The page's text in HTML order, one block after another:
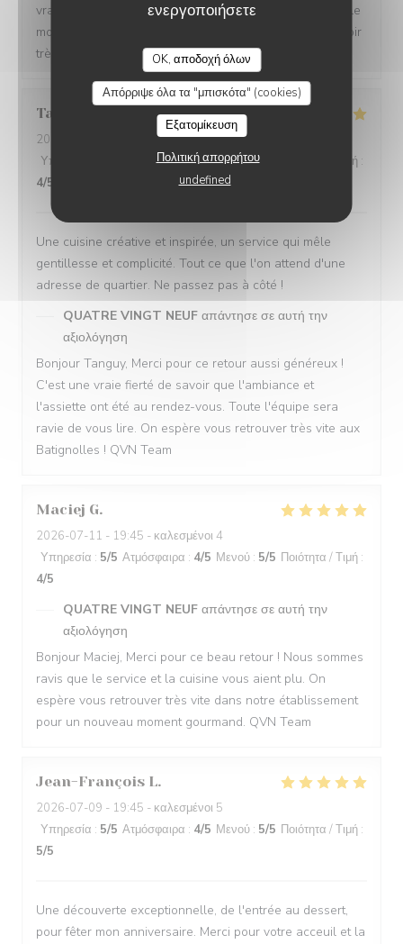
ενεργοποιήσετε
OK, αποδοχή όλων
Απόρριψε όλα τα "μπισκότα" (cookies)
Εξατομίκευση
Πολιτική απορρήτου
undefined
vrai bonheur de savoir que vous avez passé un agréable
moment dans notre établissement. On espère vous revoir
très vite ! QVN Team
Tanguy
2026-07-15
- 20:00 - καλεσμένοι 4
Υπηρεσία
Ατμόσφαιρα:5/5 Μενού:5 Ποιότητα / Τιμή :
4/5
Une cuisine créative et inspirée, un service qui mêle
gentillesse et complicité. Tout ce que l'on attend d'une
adresse de quartier. Ne passez pas à côté !
QUATRE VINGT NEUF απάντησε σε αυτή την
αξιολόγηση
Bonjour Tanguy, Merci pour ce retour aussi généreux !
C'est une vraie fierté de savoir que l'ambiance et
l'assiette ont été au rendez-vous. Toute l'équipe sera
ravie de vous lire. On espère vous retrouver très vite aux
Batignolles ! QVN Team
Maciej G
2026-07-11 - 19:45 - καλεσμένοι 4
Υπηρεσία : 5/5 Ατμόσφαιρα : 4/5 Μενού : 5/5 Ποιότητα / Τιμή :
4/5
QUATRE VINGT NEUF απάντησε σε αυτή την
αξιολόγηση
Bonjour Maciej, Merci pour ce beau retour ! Nous sommes
ravis que le service et la cuisine vous aient plu. On
espère vous retrouver très vite dans notre établissement
pour un nouveau moment gourmand. QVN Team
Jean-François L
2026-07-09 - 19:45 - καλεσμένοι 5
Υπηρεσία : 5/5 Ατμόσφαιρα : 4/5 Μενού : 5/5 Ποιότητα / Τιμή :
5/5
Une découverte exceptionnelle, de l'entrée au dessert,
pour fêter mon anniversaire. Merci pour votre acceuil et la